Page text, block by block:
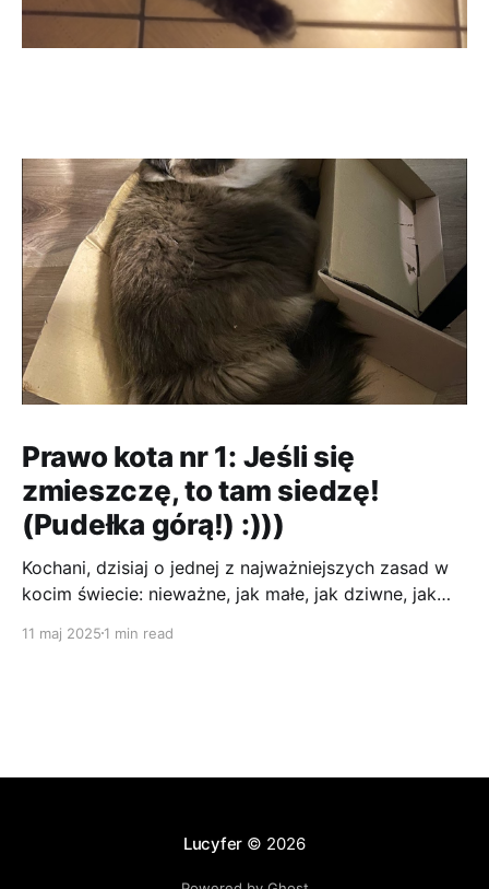
Prawo kota nr 1: Jeśli się
zmieszczę, to tam siedzę!
(Pudełka górą!) :)))
Kochani, dzisiaj o jednej z najważniejszych zasad w
kocim świecie: nieważne, jak małe, jak dziwne, jak
zmieścić! :P To jest jak magnes! Człowieki kupują te
11 maj 2025 1 min read
Lucyfer © 2026